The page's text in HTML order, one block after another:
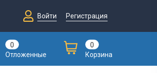
Войти Регистрация
0
Отложенные
0
Корзина